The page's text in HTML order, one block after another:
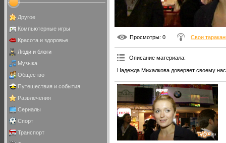
Другое
Компьютерные игры
Красота и здоровье
Люди и блоги
Музыка
Общество
Путешествия и события
Развлечения
Сериалы
Спорт
Транспорт
Просмотры: 0 Свои
Описание материала:
Надежда Михалкова доверяет своему